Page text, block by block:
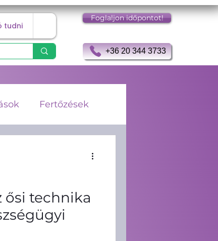
tudni
Foglaljon időpontot!
+36 20 344 3733
Fertőzések
ősi technika